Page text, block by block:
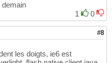
demain
1
0
#8
les doigts, ie6 est